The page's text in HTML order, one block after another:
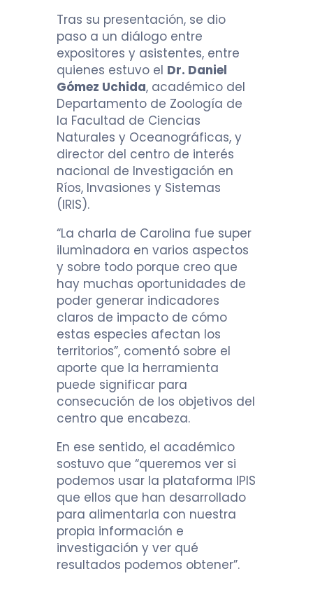
Tras su presentación, se dio
paso a un diálogo entre
expositores y asistentes, entre
quienes estuvo el Dr. Daniel
Gómez Uchida, académico del
Departamento de Zoología de
la Facultad de Ciencias
Naturales y Oceanográficas, y
director del centro de interés
nacional de Investigación en
Ríos, Invasiones y Sistemas
(IRIS).
“La charla de Carolina fue super
iluminadora en varios aspectos
y sobre todo porque creo que
hay muchas oportunidades de
poder generar indicadores
claros de impacto de cómo
estas especies afectan los
territorios”, comentó sobre el
aporte que la herramienta
puede significar para
consecución de los objetivos del
centro que encabeza.
En ese sentido, el académico
sostuvo que “queremos ver si
podemos usar la plataforma IPIS
que ellos que han desarrollado
para alimentarla con nuestra
propia información e
investigación y ver qué
resultados podemos obtener”.